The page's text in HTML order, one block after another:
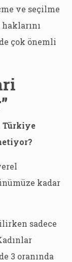
ve seçilme
çok önemli
Türkiye
kadar
sadece
3 oranında